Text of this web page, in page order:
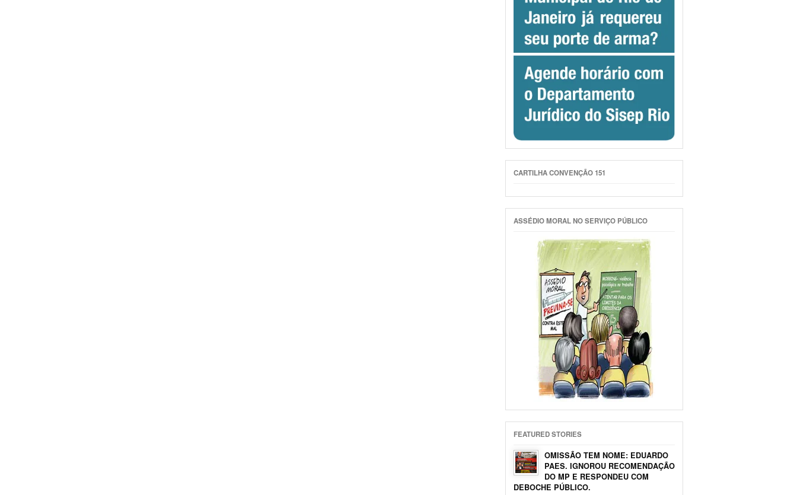
CARTILHA CONVENÇÃO 151
ASSÉDIO MORAL NO SERVIÇO PÚBLICO
FEATURED STORIES
OMISSÃO TEM NOME: EDUARDO
PAES. IGNOROU RECOMENDAÇÃO
DO MP E RESPONDEU COM
DEBOCHE PÚBLICO.